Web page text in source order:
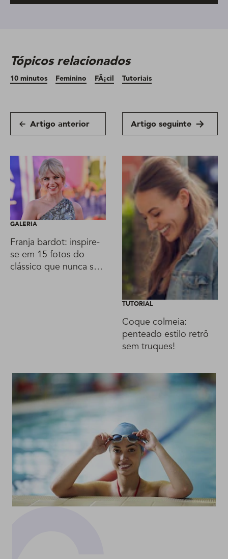
Tópicos relacionados
10 minutos Feminino FÃ¡cil Tutoriais
Artigo anterior Artigo seguinte
GALERIA
Franja bardot: inspire-
se em 15 fotos do
clássico que nunca sai
TUTORIAL
Coque colmeia:
penteado estilo retrô
sem truques!